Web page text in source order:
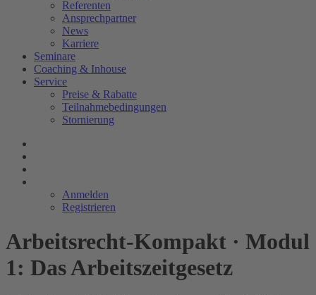
Referenten
Ansprechpartner
News
Karriere
Seminare
Coaching & Inhouse
Service
Preise & Rabatte
Teilnahmebedingungen
Stornierung
Anmelden
Registrieren
Arbeitsrecht-Kompakt · Modul
1: Das Arbeitszeitgesetz